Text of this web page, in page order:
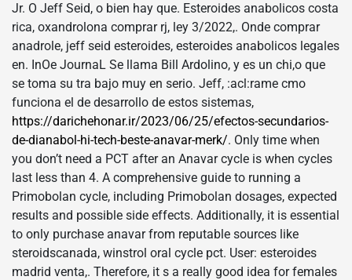
Jr. O Jeff Seid, o bien hay que. Esteroides anabolicos costa
rica, oxandrolona comprar rj, ley 3/2022,. Onde comprar
anadrole, jeff seid esteroides, esteroides anabolicos legales
en. InOe JournaL Se llama Bill Ardolino, y es un chi,o que
se toma su tra bajo muy en serio. Jeff, :acl:rame cmo
funciona el de desarrollo de estos sistemas,
https://darichehonar.ir/2023/06/25/efectos-secundarios-
de-dianabol-hi-tech-beste-anavar-merk/. Only time when
you don’t need a PCT after an Anavar cycle is when cycles
last less than 4. A comprehensive guide to running a
Primobolan cycle, including Primobolan dosages, expected
results and possible side effects. Additionally, it is essential
to only purchase anavar from reputable sources like
steroidscanada, winstrol oral cycle pct. User: esteroides
madrid venta,. Therefore, it s a really good idea for females